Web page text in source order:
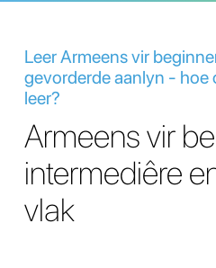
Leer Armeens vir
gevorderde aanlyn - hoe
leer?
Armeens vir
intermediêre
vlak